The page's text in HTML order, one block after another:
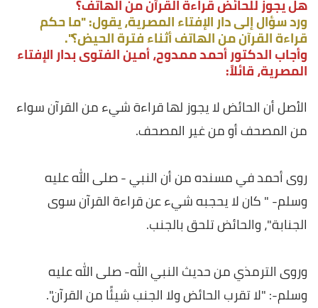
هل يجوز للحائض قراءة القرآن من الهاتف؟
ورد سؤال إلى دار الإفتاء المصرية، يقول: "ما حكم
قراءة القرآن من الهاتف أثناء فترة الحيض؟".
وأجاب الدكتور أحمد ممدوح، أمين الفتوى بدار الإفتاء
المصرية، قائلاً:
الأصل أن الحائض لا يجوز لها قراءة شيء من القرآن سواء
من المصحف أو من غير المصحف.
روى أحمد في مسنده من أن النبي - صلى الله عليه
وسلم- " كان لا يحجبه شيء عن قراءة القرآن سوى
الجنابة"، والحائض تلحق بالجنب.
وروى الترمذي من حديث النبي الله- صلى الله عليه
وسلم-: "لا تقرب الحائض ولا الجنب شيئًا من القرآن".